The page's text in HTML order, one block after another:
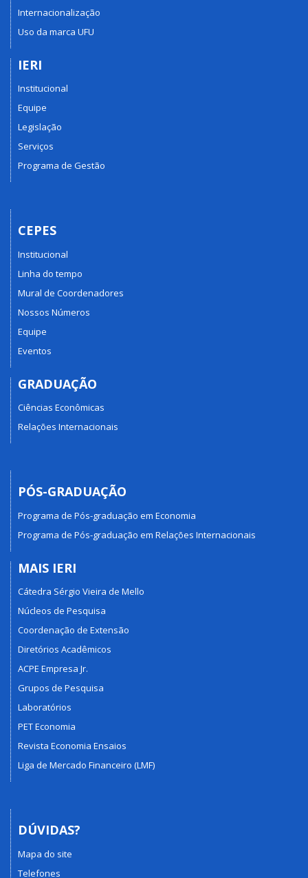
Internacionalização
Uso da marca UFU
IERI
Institucional
Equipe
Legislação
Serviços
Programa de Gestão
CEPES
Institucional
Linha do tempo
Mural de Coordenadores
Nossos Números
Equipe
Eventos
GRADUAÇÃO
Ciências Econômicas
Relações Internacionais
PÓS-GRADUAÇÃO
Programa de Pós-graduação em Economia
Programa de Pós-graduação em Relações Internacionais
MAIS IERI
Cátedra Sérgio Vieira de Mello
Núcleos de Pesquisa
Coordenação de Extensão
Diretórios Acadêmicos
ACPE Empresa Jr.
Grupos de Pesquisa
Laboratórios
PET Economia
Revista Economia Ensaios
Liga de Mercado Financeiro (LMF)
DÚVIDAS?
Mapa do site
Telefones